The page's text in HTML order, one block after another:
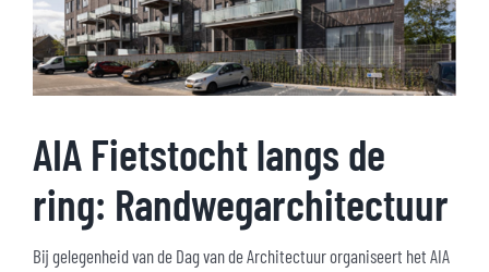
AIA Fietstocht langs de
ring: Randwegarchitectuur
Bij gelegenheid van de Dag van de Architectuur organiseert het AIA